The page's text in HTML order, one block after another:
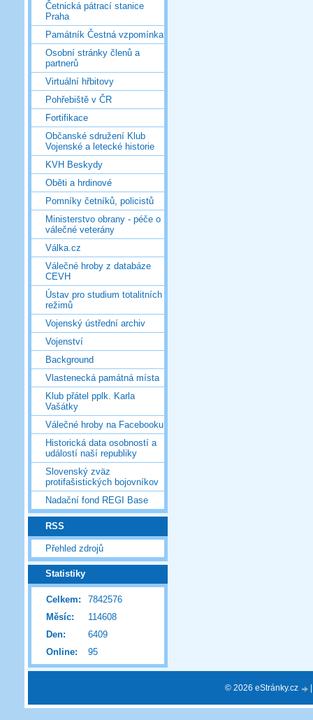
Četnická pátrací stanice
Praha
Památník Čestná vzpomínka
Osobní stránky členů a
partnerů
Virtuální hřbitovy
Pohřebiště v ČR
Fortifikace
Občanské sdružení Klub
Vojenské a letecké historie
KVH Beskydy
Oběti a hrdinové
Pomníky četníků, policistů
Ministerstvo obrany - péče o
válečné veterány
Válka.cz
Válečné hroby z databáze
CEVH
Ústav pro studium totalitních
režimů
Vojenský ústřední archiv
Vojenství
Background
Vlastenecká památná místa
Klub přátel pplk. Karla
Vašátky
Válečné hroby na Facebooku
Historická data osobností a
událostí naší republiky
Slovenský zväz
protifašistických bojovníkov
Nadační fond REGI Base
RSS
Přehled zdrojů
Statistiky
Online: 95
Celkem:
7842576
Měsíc:
114608
Den:
6409
© 2026 eStránky.cz